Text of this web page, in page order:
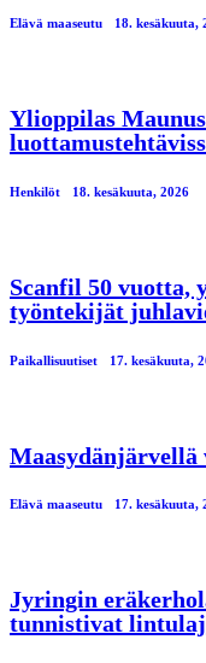
Elävä maaseutu 18. kesäkuuta,
Ylioppilas
Henkilöt 18. kesäkuuta, 2026
Scanfil 50 vuotta,
työntekijät
Paikallisuutiset 17. kesäkuuta,
Maasydänjärvellä
Elävä maaseutu 17. kesäkuuta,
Jyringin
tunnistivat